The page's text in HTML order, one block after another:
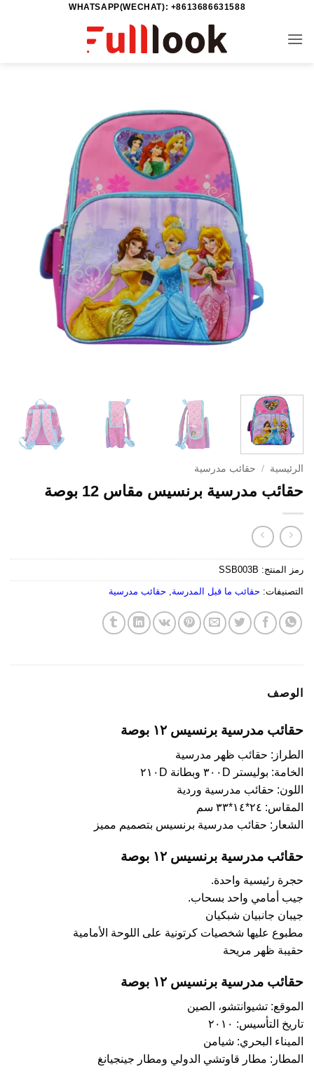
WHATSAPP(WECHAT): +8613686631588
الرئيسية / حقائب مدرسية
حقائب مدرسية برنسيس مقاس 12 بوصة
رمز المنتج: SSB003B
التصنيفات: حقائب ما قبل المدرسة, حقائب مدرسية
الوصف
حقائب مدرسية برنسيس ١٢ بوصة
الطراز: حقائب ظهر مدرسية
الخامة: بوليستر ٣٠٠D وبطانة ٢١٠D
اللون: حقائب مدرسية وردية
المقاس: ٢٤*١٤*٣٣ سم
الشعار: حقائب مدرسية برنسيس بتصميم مميز
حقائب مدرسية برنسيس ١٢ بوصة
حجرة رئيسية واحدة.
جيب أمامي واحد بسحاب.
جيبان جانبيان شبكيان
مطبوع عليها شخصيات كرتونية على اللوحة الأمامية
حقيبة ظهر مريحة
حقائب مدرسية برنسيس ١٢ بوصة
الموقع: تشيوانتشو، الصين
تاريخ التأسيس: ٢٠١٠
الميناء البحري: شيامن
المطار: مطار قاوتشي الدولي ومطار جينجيانغ